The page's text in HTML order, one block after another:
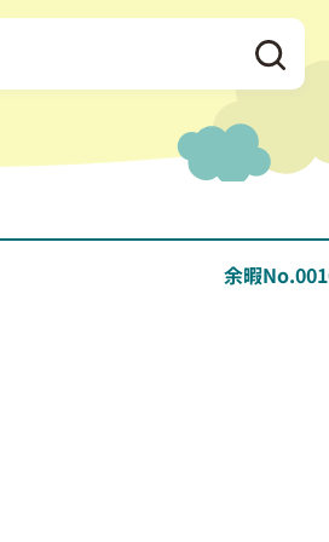
余暇